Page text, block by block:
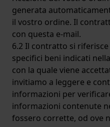
generata
il vostro ordine. Il
con questa e-mail.
6.2 Il contratto si
specifici beni indicati
con la quale viene
invitiamo a leggere e
informazioni per
informazioni contenute
fossero corrette, od ove